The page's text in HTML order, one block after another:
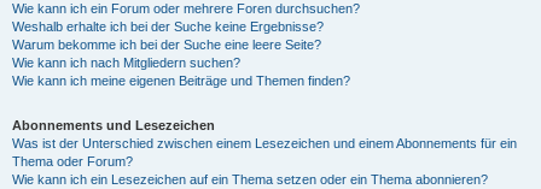
Wie kann ich ein Forum oder mehrere Foren durchsuchen?
Weshalb erhalte ich bei der Suche keine Ergebnisse?
Warum bekomme ich bei der Suche eine leere Seite?
Wie kann ich nach Mitgliedern suchen?
Wie kann ich meine eigenen Beiträge und Themen finden?
Abonnements und Lesezeichen
Was ist der Unterschied zwischen einem Lesezeichen und einem Abonnements für ein
Thema oder Forum?
Wie kann ich ein Lesezeichen auf ein Thema setzen oder ein Thema abonnieren?